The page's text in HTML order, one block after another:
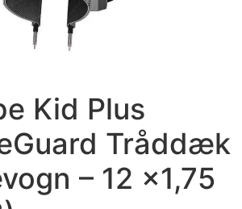
Kid Plus
Tråddæk
– 12 x1,75